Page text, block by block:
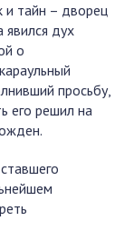
и тайн – дворец
явился дух
о
просьбу,
его решил на